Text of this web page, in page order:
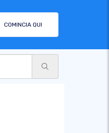
COMINCIA QUI